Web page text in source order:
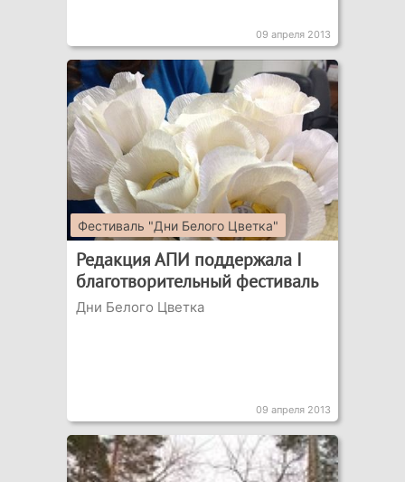
09 апреля 2013
Фестиваль "Дни Белого Цветка"
Редакция АПИ поддержала I
благотворительный фестиваль
Дни Белого Цветка
09 апреля 2013